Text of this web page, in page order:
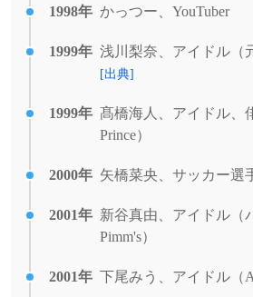
1998年 かっつー、YouTuber
1999年 浅川梨奈、アイドル（
[出典]
1999年 髙橋海人、アイドル、
Prince）
2000年 矢橋菜央、サッカー選
2001年 新谷真由、アイドル（
Pimm's）
2001年 下尾みう、アイドル（